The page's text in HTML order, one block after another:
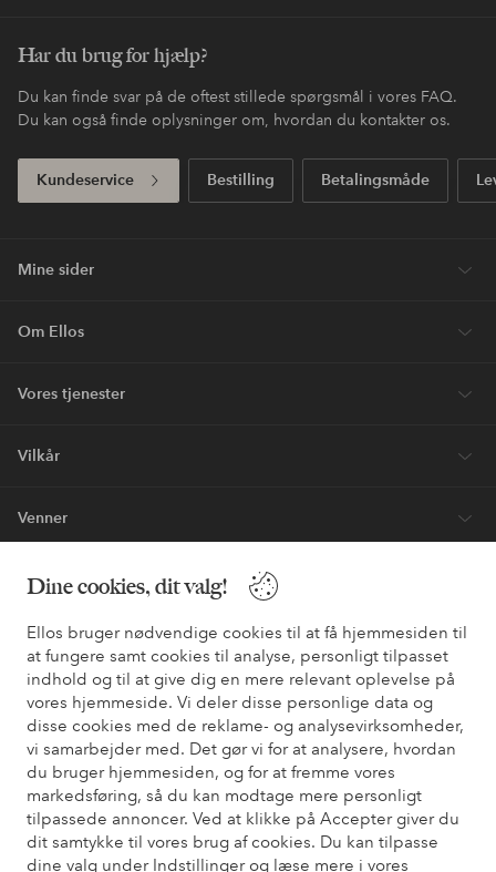
Dine cookies, dit valg!
Ellos bruger nødvendige cookies til at få hjemmesiden til
at fungere samt cookies til analyse, personligt tilpasset
indhold og til at give dig en mere relevant oplevelse på
vores hjemmeside. Vi deler disse personlige data og
disse cookies med de reklame- og analysevirksomheder,
vi samarbejder med. Det gør vi for at analysere, hvordan
du bruger hjemmesiden, og for at fremme vores
markedsføring, så du kan modtage mere personligt
tilpassede annoncer. Ved at klikke på Accepter giver du
dit samtykke til vores brug af cookies. Du kan tilpasse
dine valg under Indstillinger og læse mere i vores
Har du brug for hjælp?
Du kan finde svar på de oftest stillede spørgsmål i vores FAQ.
Du kan også finde oplysninger om, hvordan du kontakter os.
Kundeservice Bestilling Betalingsmåde
Mine sider
Om Ellos
Vores tjenester
Vilkår
Venner
Vil du vide mere om vores betalingsmuligheder?
elpy elpy
Danmark - Vælg land
Facebook Instagram Pinterest Youtube